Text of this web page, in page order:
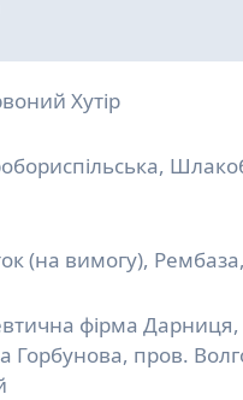
Хутір
(на вимогу),
фірма Дарниця,
Горбунова, пров.